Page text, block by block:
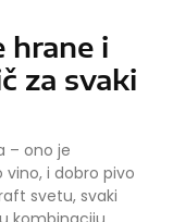
hrane i
za svaki
– ono je
vino, i dobro pivo
svetu, svaki